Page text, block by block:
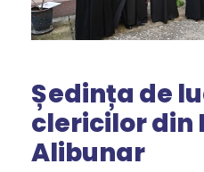
Ședința de
clericilor din
Alibunar